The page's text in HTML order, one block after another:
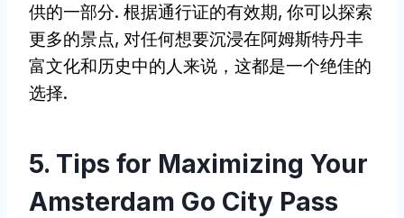
供的一部分. 根据通行证的有效期, 你可以探索
更多的景点, 对任何想要沉浸在阿姆斯特丹丰
富文化和历史中的人来说，这都是一个绝佳的
选择.
5. Tips for Maximizing Your
Amsterdam Go City Pass